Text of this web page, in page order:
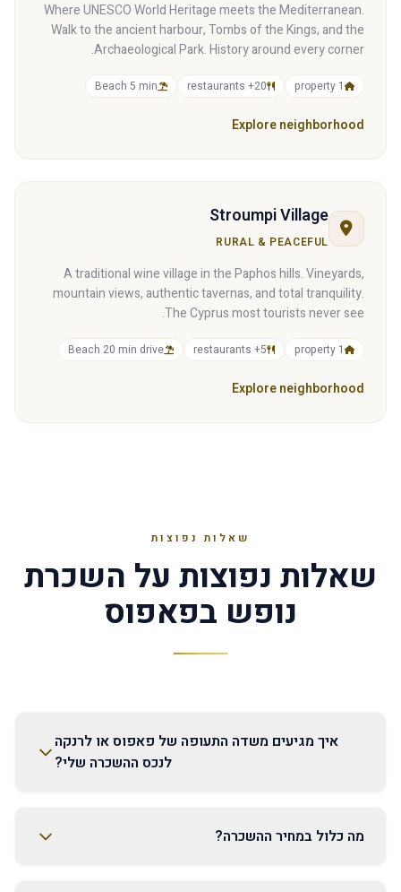
Where UNESCO World Heritage meets the Mediterranean.
Walk to the ancient harbour, Tombs of the Kings, and the
Archaeological Park. History around every corner.
1 property
20+ restaurants
Beach 5 min
Explore neighborhood
Stroumpi Village
RURAL & PEACEFUL
A traditional wine village in the Paphos hills. Vineyards,
mountain views, authentic tavernas, and total tranquility.
The Cyprus most tourists never see.
1 property
5+ restaurants
Beach 20 min drive
Explore neighborhood
שאלות נפוצות
שאלות נפוצות על השכרת
נופש בפאפוס
איך מגיעים משדה התעופה של פאפוס או לרנקה
לנכס ההשכרה שלי?
מה כלול במחיר ההשכרה?